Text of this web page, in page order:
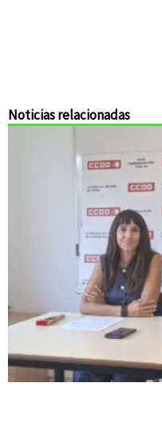
Noticias relacionadas